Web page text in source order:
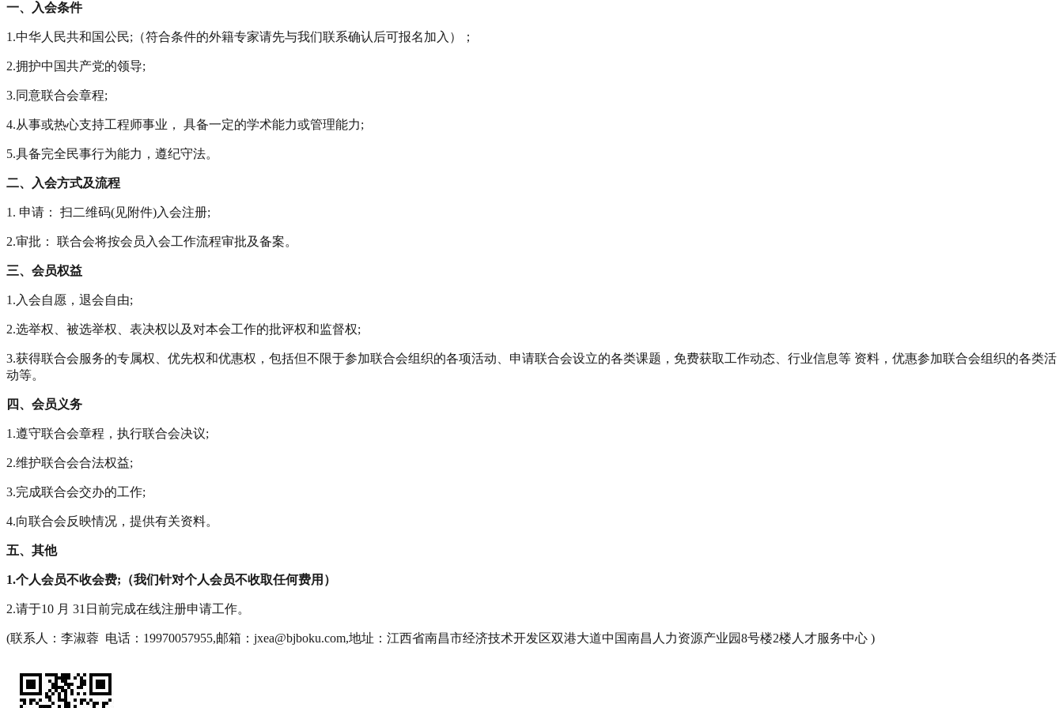
一、入会条件
1.中华人民共和国公民;（符合条件的外籍专家请先与我们联系确认后可报名加入）；
2.拥护中国共产党的领导;
3.同意联合会章程;
4.从事或热心支持工程师事业， 具备一定的学术能力或管理能力;
5.具备完全民事行为能力，遵纪守法。
二、入会方式及流程
1. 申请： 扫二维码(见附件)入会注册;
2.审批： 联合会将按会员入会工作流程审批及备案。
三、会员权益
1.入会自愿，退会自由;
2.选举权、被选举权、表决权以及对本会工作的批评权和监督权;
3.获得联合会服务的专属权、优先权和优惠权，包括但不限于参加联合会组织的各项活动、申请联合会设立的各类课题，免费获取工作动态、行业信息等 资料，优惠参加联合会组织的各类活
动等。
四、会员义务
1.遵守联合会章程，执行联合会决议;
2.维护联合会合法权益;
3.完成联合会交办的工作;
4.向联合会反映情况，提供有关资料。
五、其他
1.个人会员不收会费;（我们针对个人会员不收取任何费用）
2.请于10 月 31日前完成在线注册申请工作。
(联系人：李淑蓉 电话：19970057955,邮箱：jxea@bjboku.com,地址：江西省南昌市经济技术开发区双港大道中国南昌人力资源产业园8号楼2楼人才服务中心 )